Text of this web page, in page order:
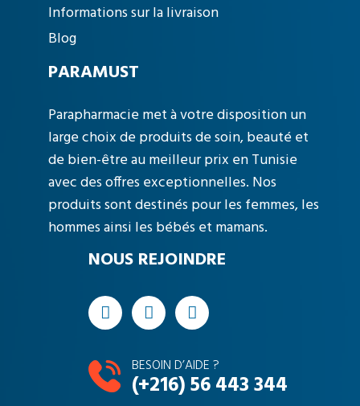
Informations sur la livraison
Blog
PARAMUST
Parapharmacie met à votre disposition un
large choix de produits de soin, beauté et
de bien-être au meilleur prix en Tunisie
avec des offres exceptionnelles. Nos
produits sont destinés pour les femmes, les
hommes ainsi les bébés et mamans.
NOUS REJOINDRE
BESOIN D’AIDE ?
(+216) 56 443 344